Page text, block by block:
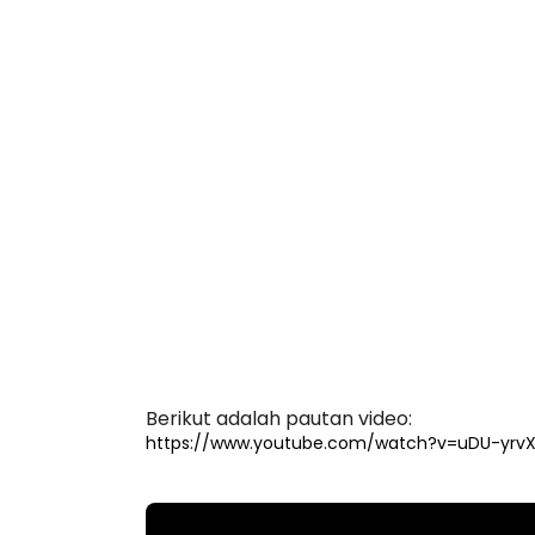
Berikut adalah pautan video:
https://www.youtube.com/watch?v=uDU-